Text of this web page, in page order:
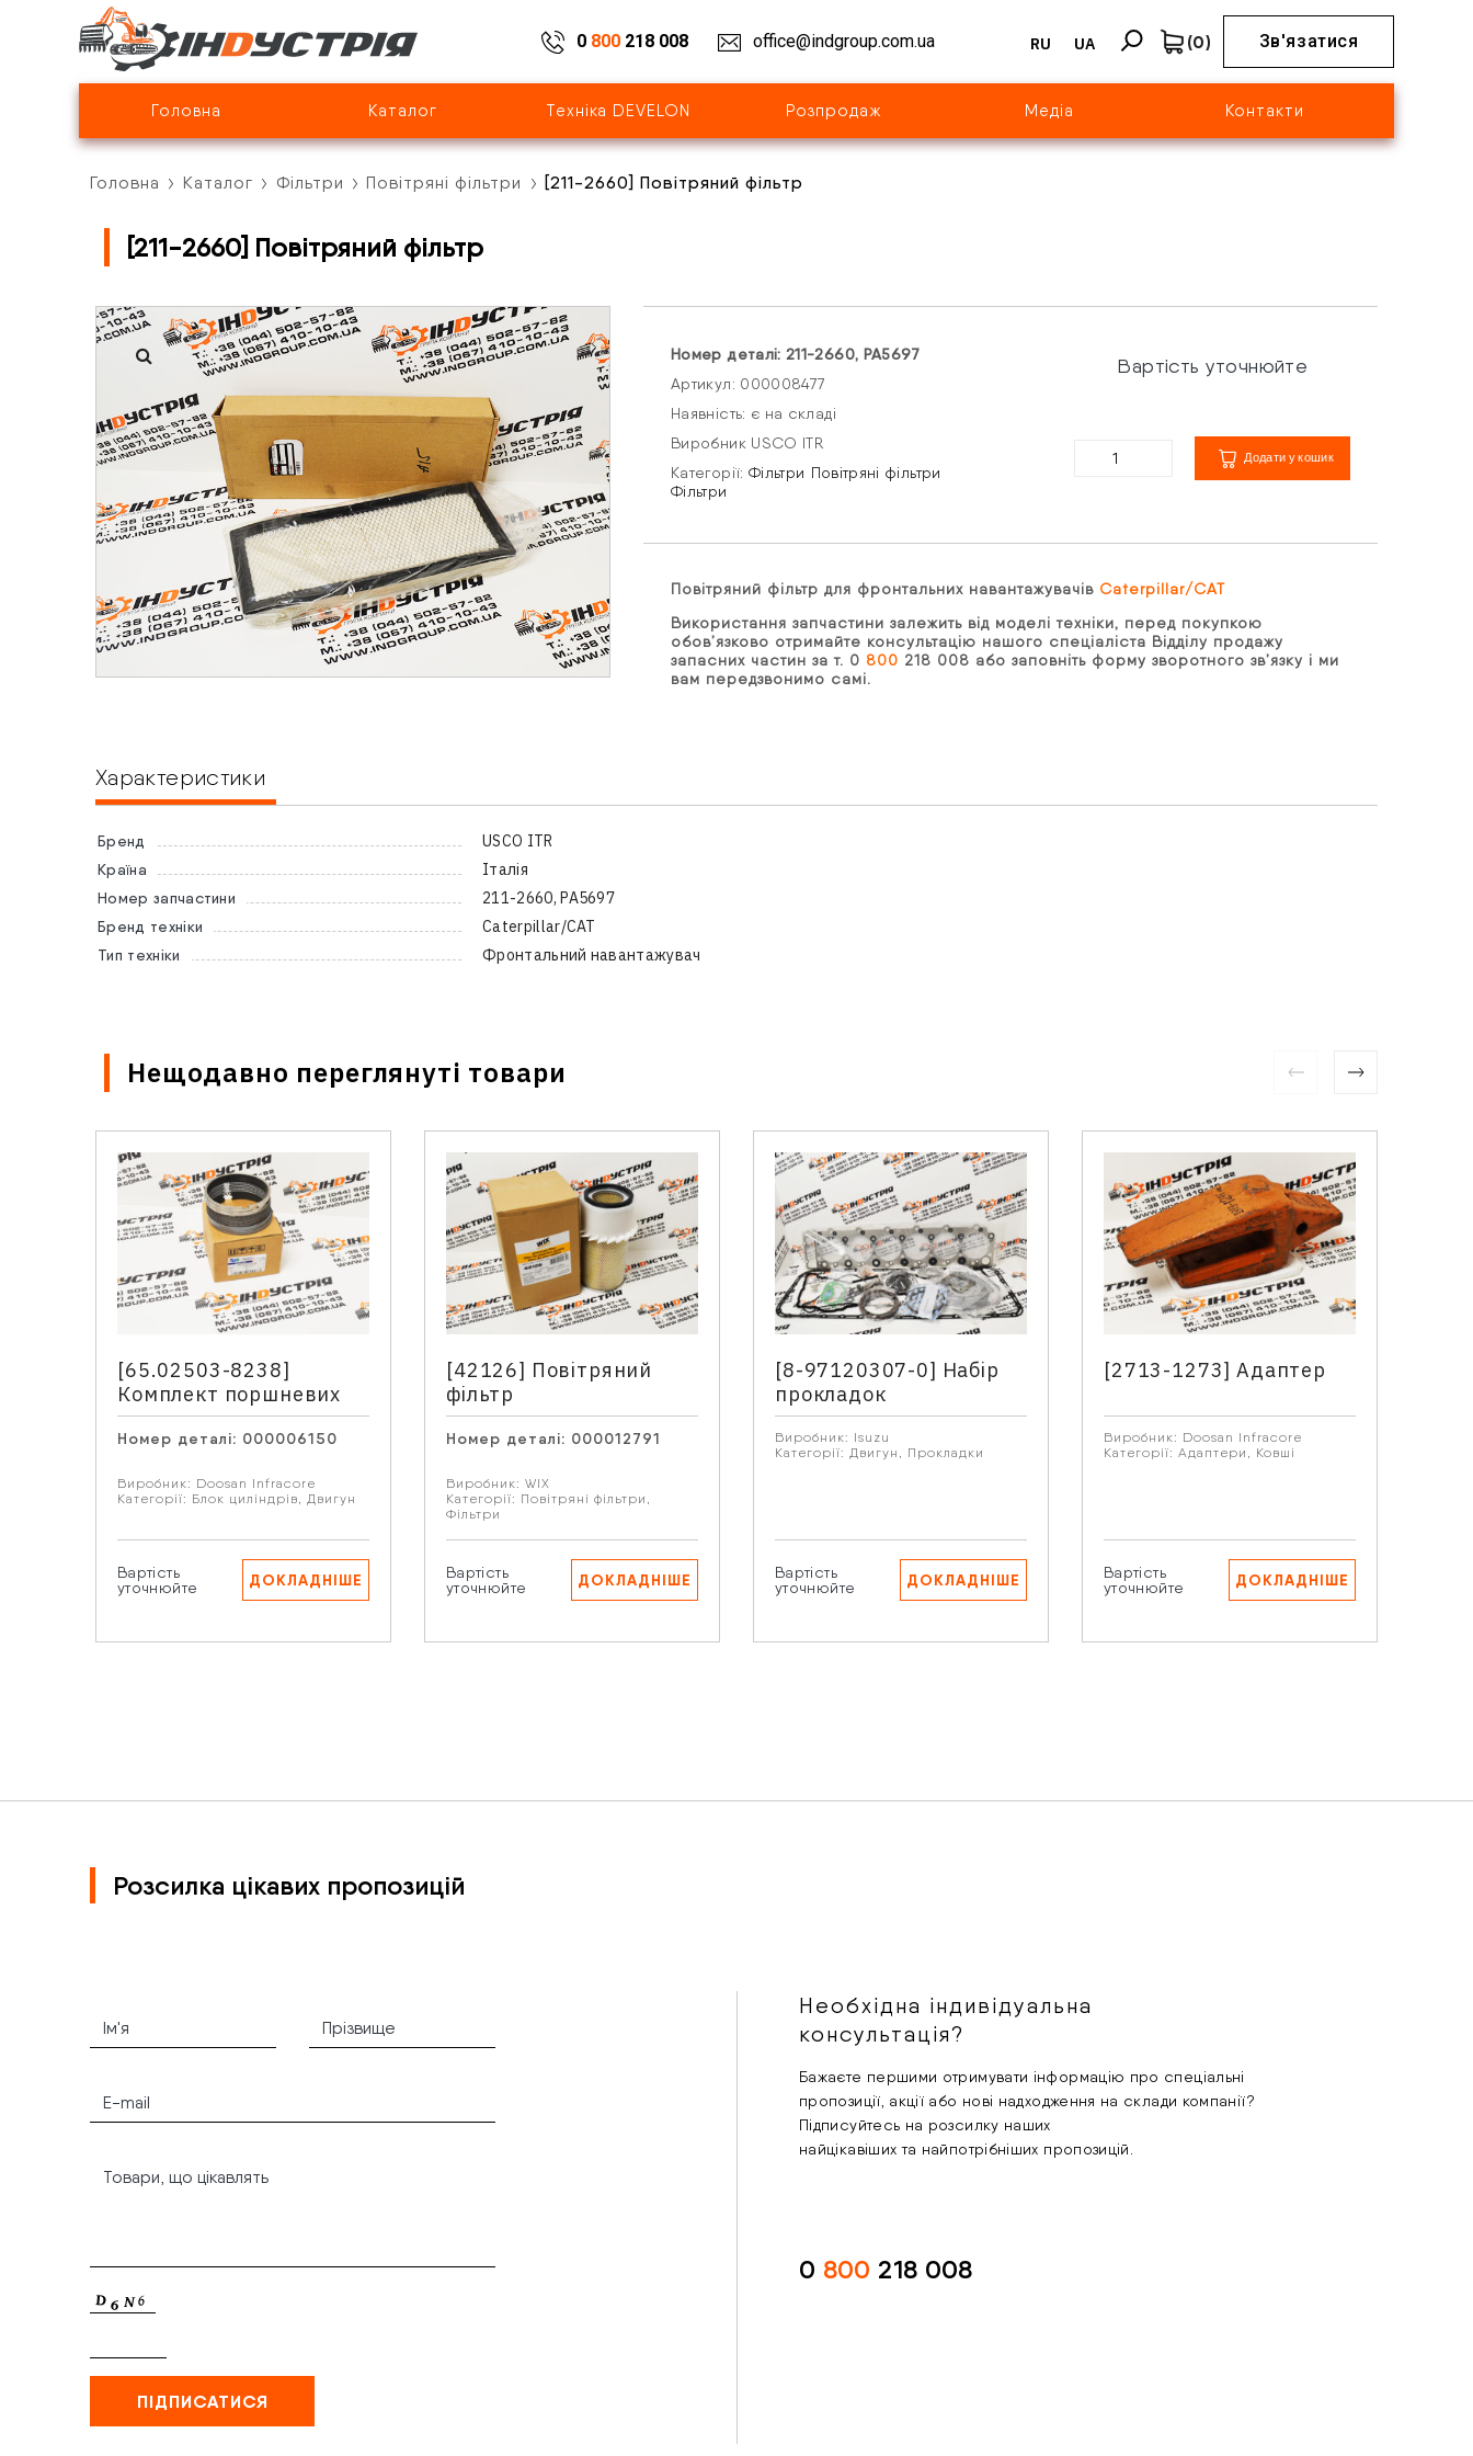
0 800218 008 office@indgroup.com.ua RU UA (0) Зв'язатися
Головна Каталог Техніка DEVELON Розпродаж Медіа Контакти
Головна Каталог Фільтри Повітряні фільтри [211-2660] Повітряний фільтр
[211-2660] Повітряний фільтр
Номер деталі: 211-2660, PA5697
Артикул: 000008477
Наявність: є на складі
Виробник USCO ITR
Категорії: Фільтри Повітряні фільтри
Фільтри
Вартість уточнюйте
Додати у кошик
Повітряний фільтр для фронтальних навантажувачів Caterpillar/CAT
Використання запчастини залежить від моделі техніки, перед покупкою
обов’язково отримайте консультацію нашого спеціаліста Відділу продажу
запасних частин за т. 0 800 218 008 або заповніть форму зворотного зв’язку і ми
вам передзвонимо самі.
Характеристики
Бренд USCO ITR
Країна Італія
Номер запчастини 211-2660, PA5697
Бренд техніки Caterpillar/CAT
Тип техніки Фронтальний навантажувач
Нещодавно переглянуті товари
[65.02503-8238]
Комплект поршневих
кілець
Номер деталі: 000006150
Виробник: Doosan Infracore
Категорії: Блок циліндрів, Двигун
Вартість
уточнюйте
ДОКЛАДНІШЕ
[42126] Повітряний
фільтр
Номер деталі: 000012791
Виробник: WIX
Категорії: Повітряні фільтри ,
Фільтри
Вартість
уточнюйте
ДОКЛАДНІШЕ
[8-97120307-0] Набір
прокладок
Виробник: Isuzu
Категорії: Двигун , Прокладки
Вартість
уточнюйте
ДОКЛАДНІШЕ
[2713-1273] Адаптер
Виробник: Doosan Infracore
Категорії: Адаптери , Ковші
Вартість
уточнюйте
ДОКЛАДНІШЕ
Розсилка цікавих пропозицій
Необхідна індивідуальна
консультація?
Бажаєте першими отримувати інформацію про спеціальні
пропозиції, акції або нові надходження на склади компанії?
Підписуйтесь на розсилку наших
найцікавіших та найпотрібніших пропозицій.
0 800 218 008
Відділ продажу запасних частин
Ім'я* Телефон*
Email
Ваше запитання
Натискаючи кнопку “Надіслати” Ви даєте згоду на обробку Ваших
персональних даних.